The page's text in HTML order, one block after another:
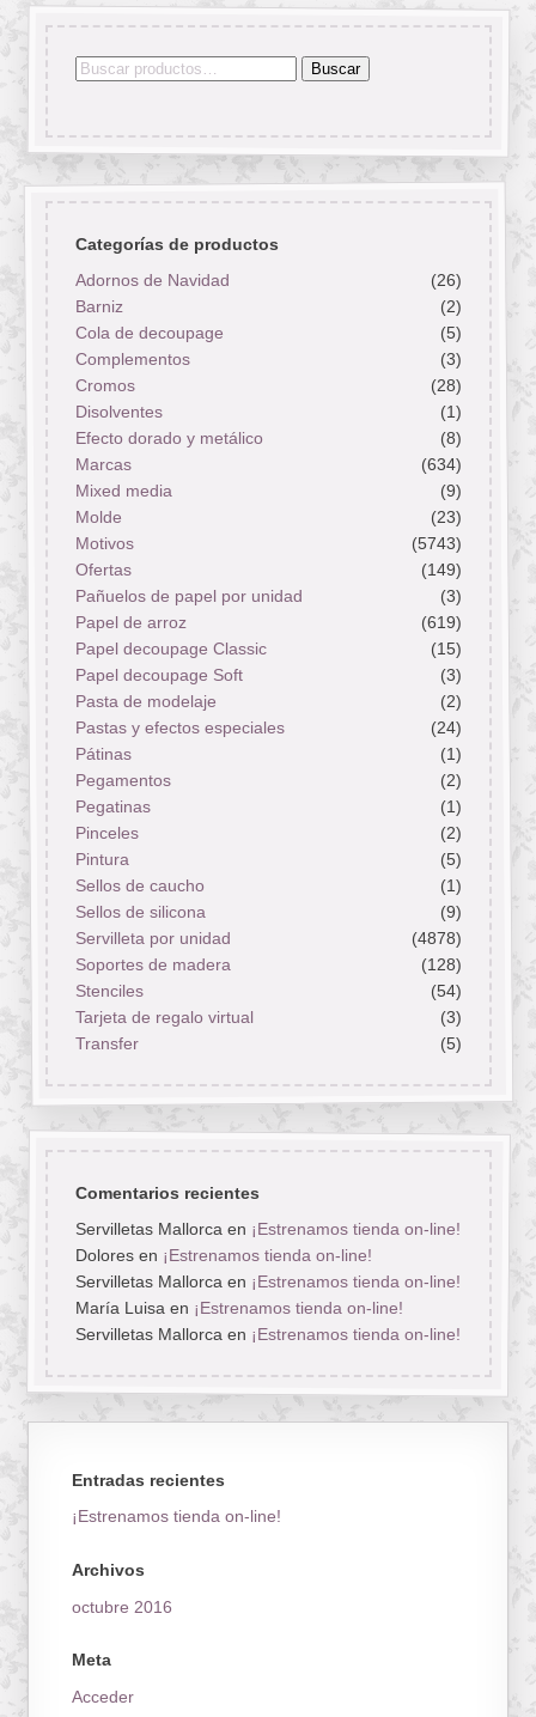
Buscar
Buscar
Categorías de productos
Adornos de Navidad
(26)
Barniz
(2)
Cola de decoupage
(5)
Complementos
(3)
Cromos
(28)
Disolventes
(1)
Efecto dorado y metálico
(8)
Marcas
(634)
Mixed media
(9)
Molde
(23)
Motivos
(5743)
Ofertas
(149)
Pañuelos de papel por unidad
(3)
Papel de arroz
(619)
Papel decoupage Classic
(15)
Papel decoupage Soft
(3)
Pasta de modelaje
(2)
Pastas y efectos especiales
(24)
Pátinas
(1)
Pegamentos
(2)
Pegatinas
(1)
Pinceles
(2)
Pintura
(5)
Sellos de caucho
(1)
Sellos de silicona
(9)
Servilleta por unidad
(4878)
Soportes de madera
(128)
Stenciles
(54)
Tarjeta de regalo virtual
(3)
Transfer
(5)
Comentarios recientes
Servilletas Mallorca en ¡Estrenamos tienda on-line!
Doloresen ¡Estrenamos tienda on-line!
Servilletas Mallorca en ¡Estrenamos tienda on-line!
María Luisa en ¡Estrenamos tienda on-line!
Servilletas Mallorca en ¡Estrenamos tienda on-line!
Entradas recientes
¡Estrenamos tienda on-line!
Archivos
octubre 2016
Meta
Acceder